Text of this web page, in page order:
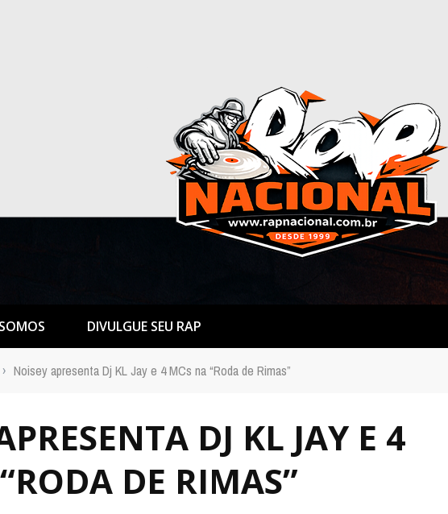
DIVULGUE SEU RAP
› Noisey apresenta Dj KL Jay e 4 MCs na “Roda de Rimas”
DJ KL JAY E 4
DE RIMAS”